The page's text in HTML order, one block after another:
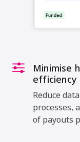
Minimise
efficiency
Reduce
processes,
of payouts